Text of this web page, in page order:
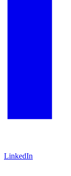
LinkedIn